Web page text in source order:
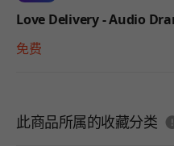
Love Delivery - Audio
免费
此商品所属的收藏分类